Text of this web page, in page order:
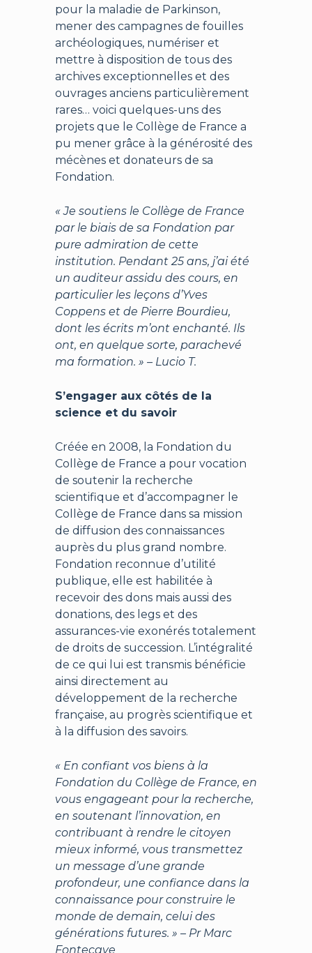
pour la maladie de Parkinson,
mener des campagnes de fouilles
archéologiques, numériser et
mettre à disposition de tous des
archives exceptionnelles et des
ouvrages anciens particulièrement
rares… voici quelques-uns des
projets que le Collège de France a
pu mener grâce à la générosité des
mécènes et donateurs de sa
Fondation.
« Je soutiens le Collège de France
par le biais de sa Fondation par
pure admiration de cette
institution. Pendant 25 ans, j’ai été
un auditeur assidu des cours, en
particulier les leçons d’Yves
Coppens et de Pierre Bourdieu,
dont les écrits m’ont enchanté. Ils
ont, en quelque sorte, parachevé
ma formation. » – Lucio T.
S’engager aux côtés de la
science et du savoir
Créée en 2008, la Fondation du
Collège de France a pour vocation
de soutenir la recherche
scientifique et d’accompagner le
Collège de France dans sa mission
de diffusion des connaissances
auprès du plus grand nombre.
Fondation reconnue d’utilité
publique, elle est habilitée à
recevoir des dons mais aussi des
donations, des legs et des
assurances-vie exonérés totalement
de droits de succession. L’intégralité
de ce qui lui est transmis bénéficie
ainsi directement au
développement de la recherche
française, au progrès scientifique et
à la diffusion des savoirs.
« En confiant vos biens à la
Fondation du Collège de France, en
vous engageant pour la recherche,
en soutenant l’innovation, en
contribuant à rendre le citoyen
mieux informé, vous transmettez
un message d’une grande
profondeur, une confiance dans la
connaissance pour construire le
monde de demain, celui des
générations futures. » – Pr Marc
Fontecave